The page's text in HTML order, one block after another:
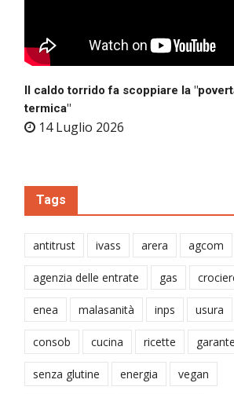
Il caldo torrido fa scoppiare la
termica"
14 Luglio 2026
Tags
antitrust ivass arera agcom
agenzia delle entrate gas
enea malasanità inps usura
consob cucina ricette
senza glutine energia vegan